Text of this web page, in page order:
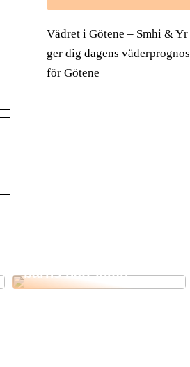
Vädret i Götene – Smhi & Yr
ger dig dagens väderprognos
för Götene
barns nattsömn